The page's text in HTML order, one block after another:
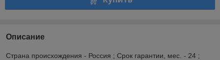
Описание
Страна происхождения - Россия ; Срок гарантии, мес. - 24 ;